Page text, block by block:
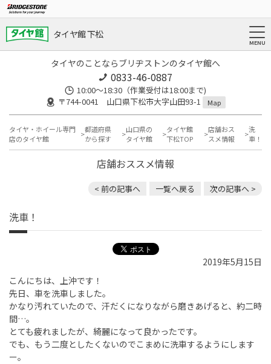
タイヤ館 下松
タイヤのことならブリヂストンのタイヤ館へ
0833-46-0887
10:00～18:30（作業受付は18:00まで)
〒744-0041 山口県下松市大字山田93-1
Map
タイヤ・ホイール専門
店のタイヤ館
都道府県
から探す
山口県の
タイヤ館
タイヤ館
下松TOP
店舗おス
スメ情報
洗
車！
店舗おススメ情報
< 前の記事へ 一覧へ戻る 次の記事へ >
洗車！
2019年5月15日
こんにちは、上沖です！
先日、車を洗車しました。
かなり汚れていたので、汗だくになりながら磨きあげると、約二時
間…。
とても疲れましたが、綺麗になって良かったです。
でも、もう二度としたくないのでこまめに洗車するようにします
ー。